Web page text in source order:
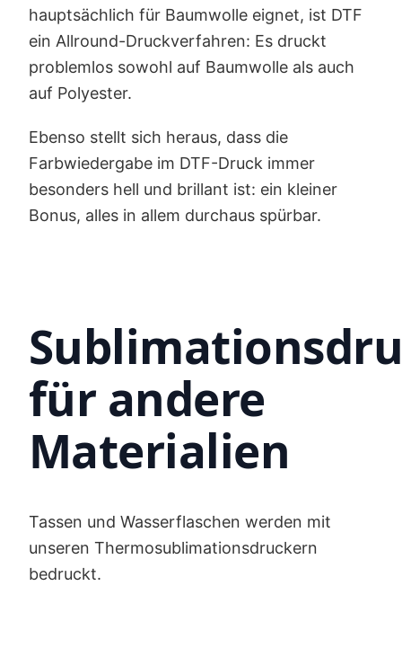
hauptsächlich für Baumwolle eignet, ist DTF
ein Allround-Druckverfahren: Es druckt
problemlos sowohl auf Baumwolle als auch
auf Polyester.
Ebenso stellt sich heraus, dass die
Farbwiedergabe im DTF-Druck immer
besonders hell und brillant ist: ein kleiner
Bonus, alles in allem durchaus spürbar.
für andere
Materialien
Tassen und Wasserflaschen werden mit
unseren Thermosublimationsdruckern
bedruckt.